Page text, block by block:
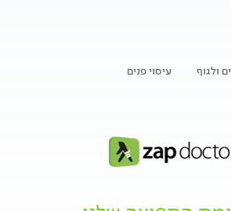
ולגוף עיסוי פנים